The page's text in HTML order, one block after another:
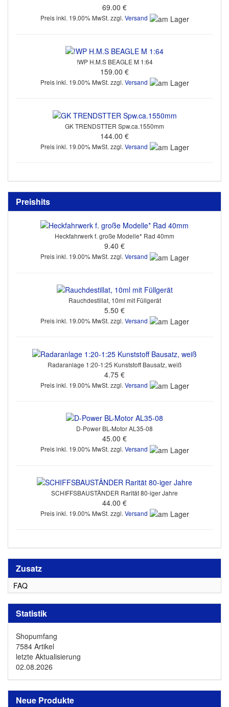
69.00 €
Preis inkl. 19.00% MwSt. zzgl.Versand
!WP H.M.S BEAGLE M 1:64
159.00 €
Preis inkl. 19.00% MwSt. zzgl. Versand
GK TRENDSTTER Spw.ca.1550mm
144.00 €
Preis inkl. 19.00% MwSt. zzgl. Versand
Preishits
Heckfahrwerk f. große Modelle* Rad 40mm
9.40 €
Preis inkl. 19.00% MwSt. zzgl.Versand
Rauchdestillat, 10ml mit Füllgerät
5.50 €
Preis inkl. 19.00% MwSt. zzgl. Versand
Radaranlage 1:20-1:25 Kunststoff Bausatz, weiß
4.75 €
Preis inkl. 19.00% MwSt. zzgl. Versand
D-Power BL-Motor AL35-08
45.00 €
Preis inkl. 19.00% MwSt. zzgl. Versand
SCHIFFSBAUSTÄNDER Rarität 80-iger Jahre
44.00 €
Preis inkl. 19.00% MwSt. zzgl. Versand
Zusatz
FAQ
Statistik
Shopumfang
7584 Artikel
letzte Aktualisierung
02.08.2026
Neue Produkte